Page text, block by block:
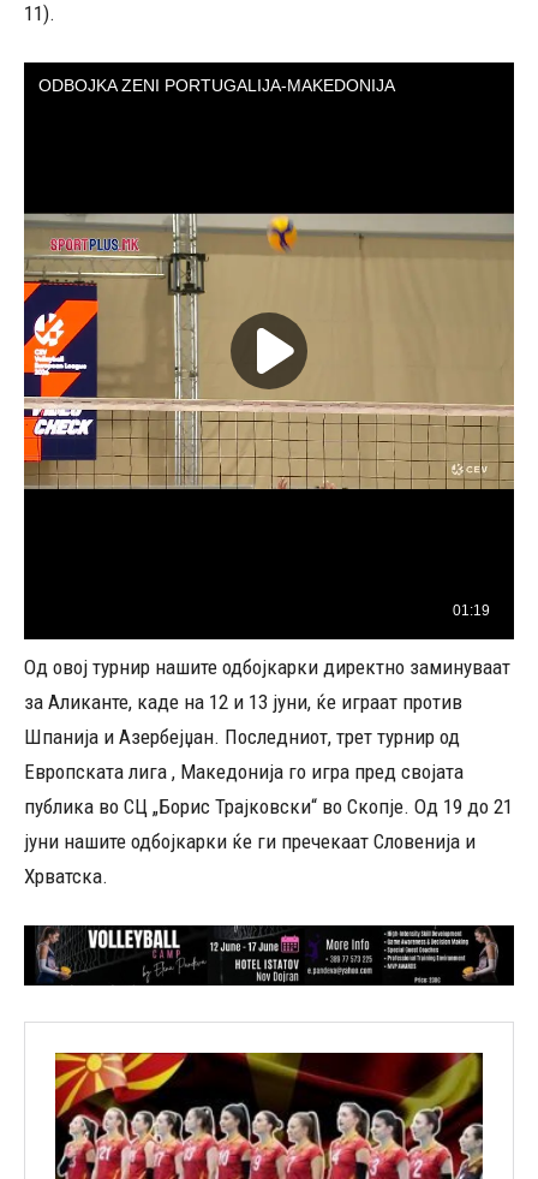
11).
Од овој турнир нашите одбојкарки директно заминуваат
за Аликанте, каде на 12 и 13 јуни, ќе играат против
Шпанија и Азербејџан. Последниот, трет турнир од
Европската лига , Македонија го игра пред својата
публика во СЦ „Борис Трајковски“ во Скопје. Од 19 до 21
јуни нашите одбојкарки ќе ги пречекаат Словенија и
Хрватска.